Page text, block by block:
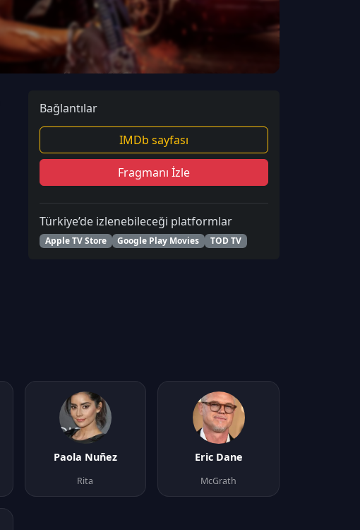
Bağlantılar
IMDb sayfası
Fragmanı İzle
Türkiye’de izlenebileceği platformlar
Apple TV Store Google Play Movies TOD TV
Paola Nuñez
Rita
Eric Dane
McGrath